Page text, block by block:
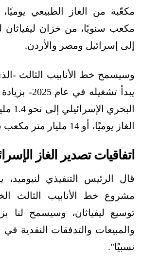
مكعب سنويًا، من خزان ليفياثان
إلى إسرائيل ومصر والأردن.
وسيسمح خط الأنابيب الثالث -
يبدأ تشغيله
الغاز يوميًا، أو 14 مليار متر مكعب سنويًا.
اتفاقيات تصدير الغاز
قال الرئيس التنفيذي
مشروع خط الأنابيب الثالث
توسيع ليفياثان، وسيسمح لنا
والمبيعات والتدفقات النقدية
نسبيًا".